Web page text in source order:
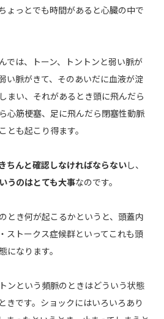
ょっとでも時間があると心臓の中で
では、トーン、トントンと弱い脈が
い脈がきて、そのあいだに血液が淀
まい、それがあるとき頭に飛んだら
心筋梗塞、足に飛んだら閉塞性動脈
とも起こり得ます。
ちんと確認しなければならないし、
うのはとても大事なのです。
とき何が起こるかというと、頭蓋内
ストークス症候群といってこれも頭
になります。
ンという頻脈のときはどういう状態
きです。ショックにはいろいろあり